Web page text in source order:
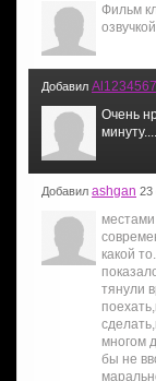
Фильм
Добавил Al1234567
Очень
Добавил ashgan 23
какой
тянули
многом
бы не